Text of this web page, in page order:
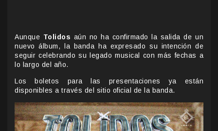
Aunque Tolidos aún no ha confirmado la salida de un
nuevo álbum, la banda ha expresado su intención de
seguir celebrando su legado musical con más fechas a
lo largo del año.
Los boletos para las presentaciones ya están
disponibles a través del sitio oficial de la banda.